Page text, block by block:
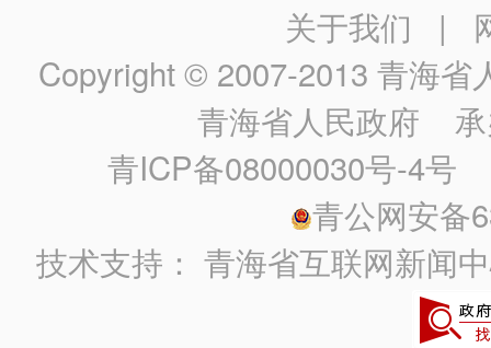
关于我们 |
Copyright © 2007-2013 青海省
青海省人民政府 承
青ICP备08000030号-4号
青公网安备
技术支持：青海省互联网新闻